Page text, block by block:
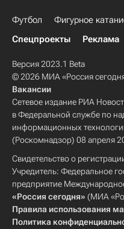
Футбол Фигурное
Спецпроекты
Реклама
Версия 2023.1 Beta
© 2026 МИА «Россия
Вакансии
Сетевое издание РИА
в Федеральной службе по
информационных
(Роскомнадзор) 08 апреля
Свидетельство о
Учредитель: Федеральное
предприятие
«Россия сегодня» (МИА
Правила использования
Политика